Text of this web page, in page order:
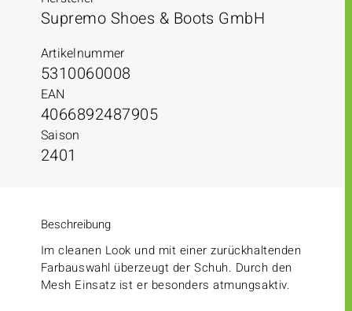
Supremo Shoes & Boots GmbH
Artikelnummer
5310060008
EAN
4066892487905
Saison
2401
Beschreibung
Im cleanen Look und mit einer zurückhaltenden
Farbauswahl überzeugt der Schuh. Durch den
Mesh Einsatz ist er besonders atmungsaktiv.